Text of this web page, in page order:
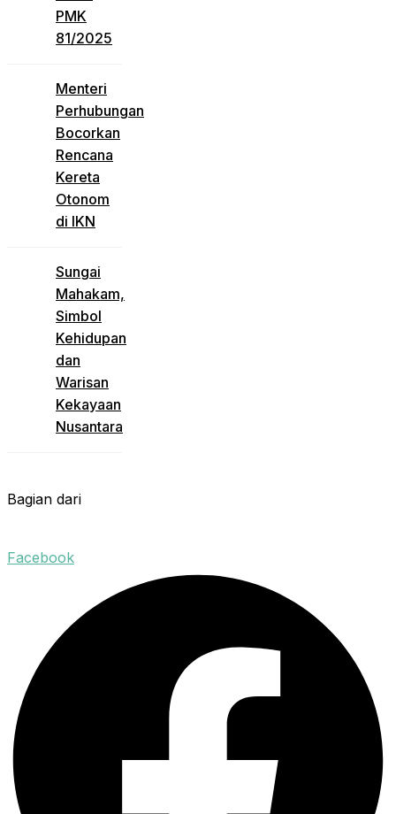
PMK
81/2025
Menteri
Perhubungan
Bocorkan
Rencana
Kereta
Otonom
di IKN
Sungai
Mahakam,
Simbol
Kehidupan
dan
Warisan
Kekayaan
Nusantara
Bagian dari
Facebook